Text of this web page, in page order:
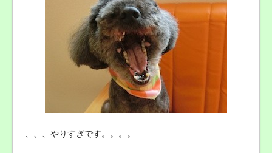
、、、やりすぎです。。。。